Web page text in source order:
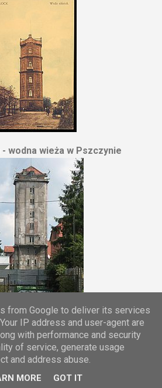
wodna wieża w Pszczynie
/ Zdjęcie autorstwa : alex and mac
przez usługę Blogger
Zgłoś nadużycie
from Google to deliver its services
IP address and user-agent are
with performance and security
of service, generate usage
and address abuse.
MORE GOT IT